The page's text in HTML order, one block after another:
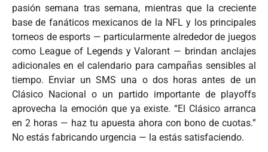
pasión semana tras semana, mientras que la creciente
base de fanáticos mexicanos de la NFL y los principales
torneos de esports — particularmente alrededor de juegos
como League of Legends y Valorant — brindan anclajes
adicionales en el calendario para campañas sensibles al
tiempo. Enviar un SMS una o dos horas antes de un
Clásico Nacional o un partido importante de playoffs
aprovecha la emoción que ya existe. “El Clásico arranca
en 2 horas — haz tu apuesta ahora con bono de cuotas.”
No estás fabricando urgencia — la estás satisfaciendo.